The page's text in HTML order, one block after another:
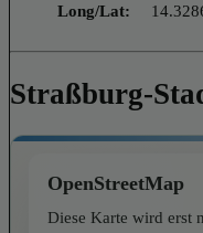
Long/Lat:
Straßburg-
OpenStreetMap
Diese Karte wird erst